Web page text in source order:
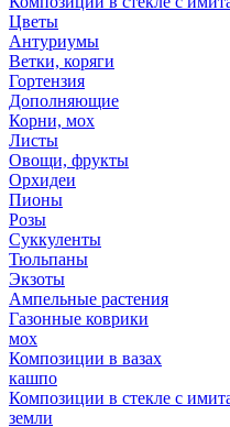
Цветы
Антуриумы
Ветки, коряги
Гортензия
Дополняющие
Корни, мох
Листы
Овощи, фрукты
Орхидеи
Пионы
Розы
Суккуленты
Тюльпаны
Экзоты
Ампельные растения
Газонные коврики
мох
Композиции в вазах
кашпо
Композиции в стекле с
земли